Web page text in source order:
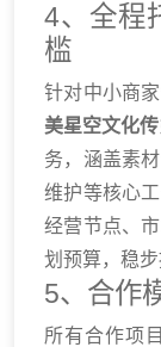
4、全程
槛
针对中小商
美星空文化
务，涵盖素
维护等核心
经营节点、
划预算，稳步
5、合作
所有合作项